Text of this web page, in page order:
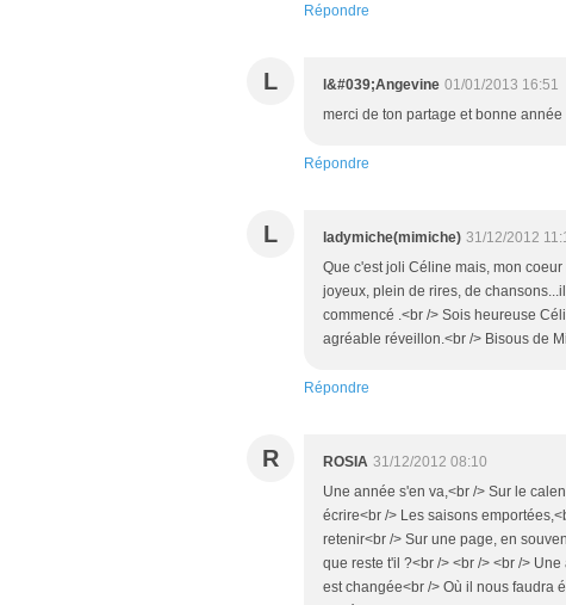
Répondre
L l&#039;Angevine 01/01/2013 16:51
merci de ton partage et bonne année
Répondre
L ladymiche(mimiche) 31/12/2012
Que c'est joli Céline mais, mon
joyeux, plein de rires, de
commencé .<br /> Sois heureuse
agréable réveillon.<br /> Bisous de
Répondre
R ROSIA 31/12/2012 08:10
Une année s'en va,<br /> Sur le
écrire<br /> Les saisons
retenir<br /> Sur une page, en
que reste t'il ?<br /> <br /> <br />
est changée<br /> Où il nous faudra